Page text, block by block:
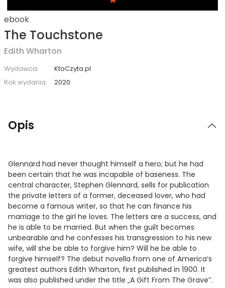
ebook
The Touchstone
Edith Wharton
Wydawca:
KtoCzyta.pl
Rok wydania:
2020
Opis
Glennard had never thought himself a hero; but he had
been certain that he was incapable of baseness. The
central character, Stephen Glennard, sells for publication
the private letters of a former, deceased lover, who had
become a famous writer, so that he can finance his
marriage to the girl he loves. The letters are a success, and
he is able to be married. But when the guilt becomes
unbearable and he confesses his transgression to his new
wife, will she be able to forgive him? Will he be able to
forgive himself? The debut novella from one of America’s
greatest authors Edith Wharton, first published in 1900. It
was also published under the title „A Gift From The Grave”.